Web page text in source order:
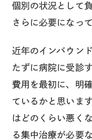
個別の状況として
さらに必要になっ
近年のインバウン
たずに病院に受診
費用を最初に、明
ているかと思いま
はどのくらい悪く
る集中治療が必要